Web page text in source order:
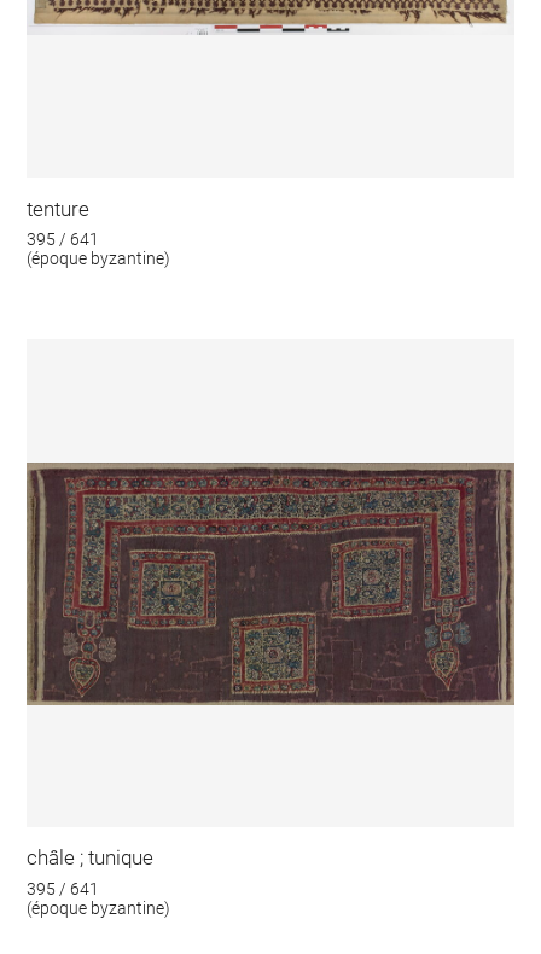
tenture
395 / 641
(époque byzantine)
châle ; tunique
395 / 641
(époque byzantine)